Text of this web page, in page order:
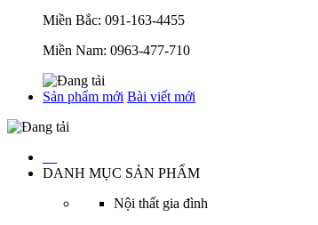
Miền Bắc: 091-163-4455
Miền Nam: 0963-477-710
Sản phẩm mới Bài viết mới
DANH MỤC SẢN PHẨM
Nội thất gia đình